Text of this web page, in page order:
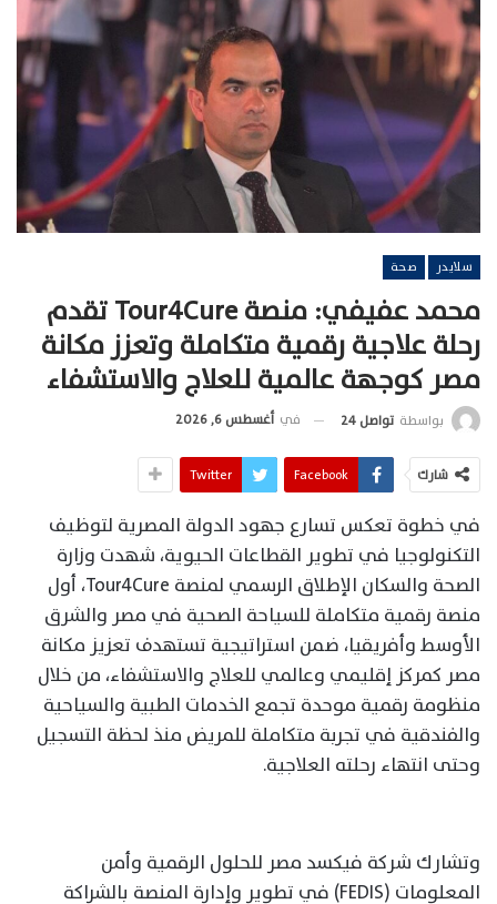
سلايدر صحة
محمد عفيفي: منصة Tour4Cure تقدم
رحلة علاجية رقمية متكاملة وتعزز مكانة
مصر كوجهة عالمية للعلاج والاستشفاء
بواسطة تواصل 24 في أغسطس 6, 2026
شارك Facebook
Twitter
في خطوة تعكس تسارع جهود الدولة المصرية لتوظيف
التكنولوجيا في تطوير القطاعات الحيوية، شهدت وزارة
الصحة والسكان الإطلاق الرسمي لمنصة Tour4Cure، أول
منصة رقمية متكاملة للسياحة الصحية في مصر والشرق
الأوسط وأفريقيا، ضمن استراتيجية تستهدف تعزيز مكانة
مصر كمركز إقليمي وعالمي للعلاج والاستشفاء، من خلال
منظومة رقمية موحدة تجمع الخدمات الطبية والسياحية
والفندقية في تجربة متكاملة للمريض منذ لحظة التسجيل
وحتى انتهاء رحلته العلاجية.
وتشارك شركة فيكسد مصر للحلول الرقمية وأمن
المعلومات (FEDIS) في تطوير وإدارة المنصة بالشراكة